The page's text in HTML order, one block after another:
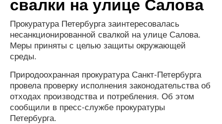
Прокуратура Петербурга заинтересовалась
несанкционированной свалкой на улице Салова.
Меры приняты с целью защиты окружающей
среды.
Природоохранная прокуратура Санкт-Петербурга
провела проверку исполнения законодательства об
отходах производства и потребления. Об этом
сообщили в пресс-службе прокуратуры
Петербурга.